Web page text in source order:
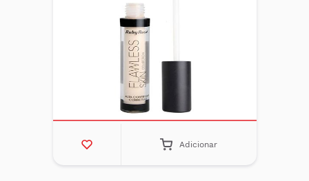
Adicionar